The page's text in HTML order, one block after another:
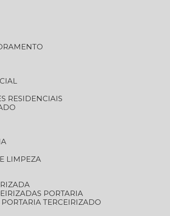
RESIDENCIAIS
LIMPEZA
PORTARIA
PORTARIA TERCEIRIZADO